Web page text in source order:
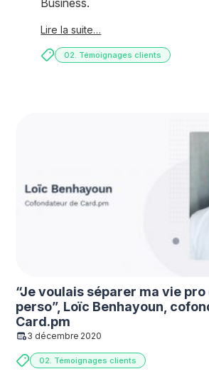
Business.
Lire la suite…
02. Témoignages clients
“Je voulais séparer ma vie
perso”, Loïc Benhayoun,
Card.pm
3 décembre 2020
02. Témoignages clients